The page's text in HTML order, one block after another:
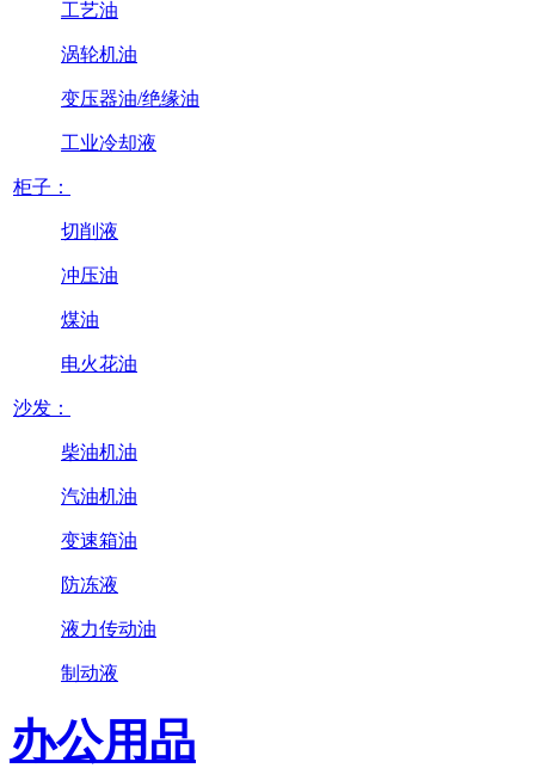
工艺油
涡轮机油
变压器油/绝缘油
工业冷却液
柜子：
切削液
冲压油
煤油
电火花油
沙发：
柴油机油
汽油机油
变速箱油
防冻液
液力传动油
制动液
办公用品